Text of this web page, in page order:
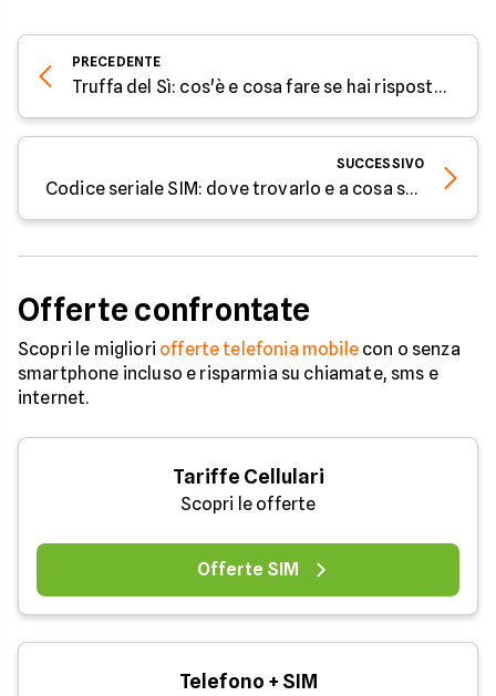
PRECEDENTE
Truffa del Sì: cos'è e cosa fare se hai risposto "Sì" a un call center
SUCCESSIVO
Codice seriale SIM: dove trovarlo e a cosa serve
Offerte confrontate
Scopri le migliori offerte telefonia mobilecon o senza
smartphone incluso e risparmia su chiamate, sms e
internet.
Tariffe Cellulari
Scopri le offerte
Offerte SIM
Telefono + SIM